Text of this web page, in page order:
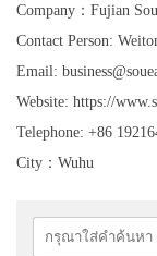
Company：Fujian
Contact Person:
Email:
Website: https://
Telephone: +86
City：Wuhu